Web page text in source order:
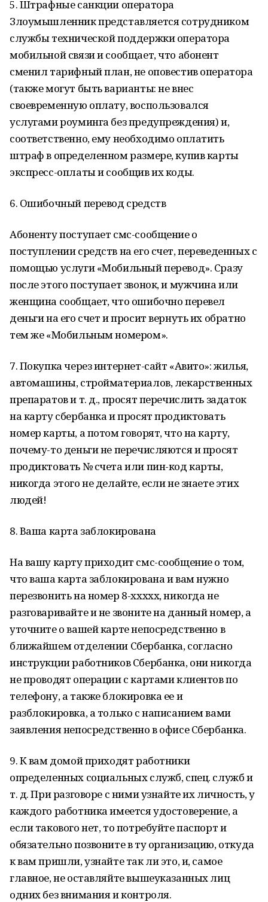
5. Штрафные санкции оператора
Злоумышленник представляется сотрудником
службы технической поддержки оператора
мобильной связи и сообщает, что абонент
сменил тарифный план, не оповестив оператора
(также могут быть варианты: не внес
своевременную оплату, воспользовался
услугами роуминга без предупреждения) и,
соответственно, ему необходимо оплатить
штраф в определенном размере, купив карты
экспресс-оплаты и сообщив их коды.
6. Ошибочный перевод средств
Абоненту поступает смс-сообщение о
поступлении средств на его счет, переведенных с
помощью услуги «Мобильный перевод». Сразу
после этого поступает звонок, и мужчина или
женщина сообщает, что ошибочно перевел
деньги на его счет и просит вернуть их обратно
тем же «Мобильным номером».
7. Покупка через интернет-сайт «Авито»: жилья,
автомашины, стройматериалов, лекарственных
препаратов и т. д., просят перечислить задаток
на карту сбербанка и просят продиктовать
номер карты, а потом говорят, что на карту,
почему-то деньги не перечисляются и просят
продиктовать № счета или пин-код карты,
никогда этого не делайте, если не знаете этих
людей!
8. Ваша карта заблокирована
На вашу карту приходит смс-сообщение о том,
что ваша карта заблокирована и вам нужно
перезвонить на номер 8-xxxxx, никогда не
разговаривайте и не звоните на данный номер, а
уточните о вашей карте непосредственно в
ближайшем отделении Сбербанка, согласно
инструкции работников Сбербанка, они никогда
не проводят операции с картами клиентов по
телефону, а также блокировка ее и
разблокировка, а только с написанием вами
заявления непосредственно в офисе Сбербанка.
9. К вам домой приходят работники
определенных социальных служб, спец. служб и
т. д. При разговоре с ними узнайте их личность, у
каждого работника имеется удостоверение, а
если такового нет, то потребуйте паспорт и
обязательно позвоните в ту организацию, откуда
к вам пришли, узнайте так ли это, и, самое
главное, не оставляйте вышеуказанных лиц
одних без внимания и контроля.